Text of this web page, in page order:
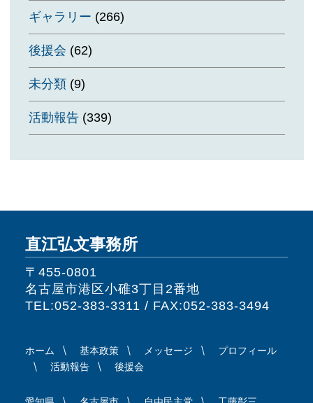
ギャラリー (266)
後援会 (62)
未分類(9)
活動報告(339)
直江弘文事務所
〒455-0801
名古屋市港区小碓3丁目2番地
TEL:052-383-3311 / FAX:052-383-3494
ホーム 基本政策 メッセージ
プロフィール
活動報告
後援会